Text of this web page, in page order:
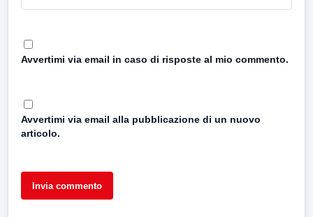
Avvertimi via email in caso di risposte al mio commento.
Avvertimi via email alla pubblicazione di un nuovo
articolo.